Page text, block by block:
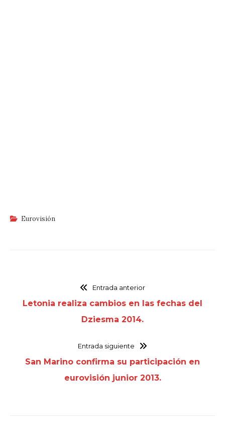
Eurovisión
Entrada anterior
Letonia realiza cambios en las fechas del
Dziesma 2014.
Entrada siguiente
San Marino confirma su participación en
eurovisión junior 2013.